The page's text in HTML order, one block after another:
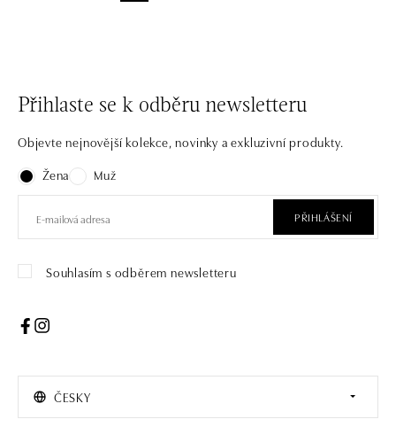
Přihlaste se k odběru newsletteru
Objevte nejnovější kolekce, novinky a exkluzivní produkty.
Žena
Muž
PŘIHLÁŠENÍ
Souhlasím s odběrem newsletteru
ČESKY